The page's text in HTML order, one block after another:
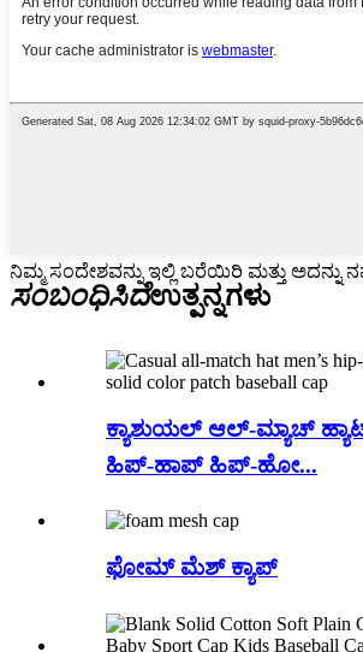
ನಿಮ್ಮ ಸಂದೇಶವನ್ನು ಇಲ್ಲಿ ಬರೆಯಿರಿ ಮತ್ತು ಅದನ್ನು
ಸಂಬಂಧಿಸಿದೆಉತ್ಪನ್ನಗಳು
ಕ್ಯಾಶುಯಲ್ ಆಲ್-ಮ್ಯಾಚ್
ಹಿಪ್-ಹಾಪ್ ಹಿಪ್-ಹೋ...
ಫೋಮ್ ಮೆಶ್ ಕ್ಯಾಪ್